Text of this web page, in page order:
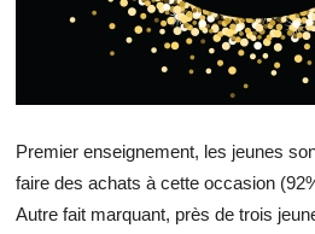
Premier enseignement, les jeunes
faire des achats à cette occasion
Autre fait marquant, près de trois